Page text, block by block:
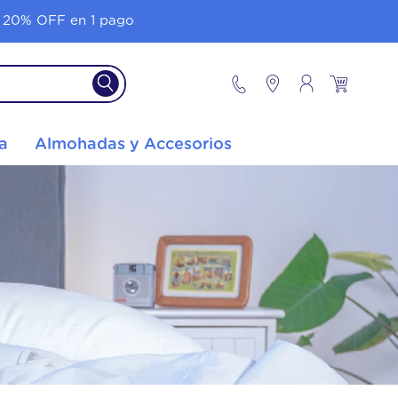
20% OFF en 1 pago
Almohadas y Accesorios